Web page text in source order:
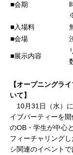
■会期
■入場料
■会場
■展示内容
【オープニングラ
いて】
10月31日（水）
イブパーティーを
のOB・学生が中心
フィーチャリング
シ関連のイベント